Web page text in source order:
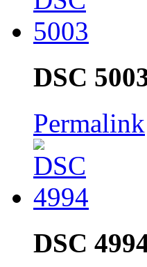
DSC
Permalink
DSC